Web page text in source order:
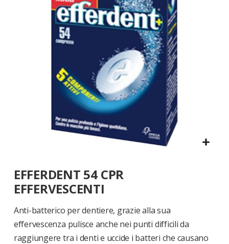
all'inizio
della
galleria
di
immagini
EFFERDENT 54 CPR
EFFERVESCENTI
Anti-batterico per dentiere, grazie alla sua
effervescenza pulisce anche nei punti difficili da
raggiungere tra i denti e uccide i batteri che causano